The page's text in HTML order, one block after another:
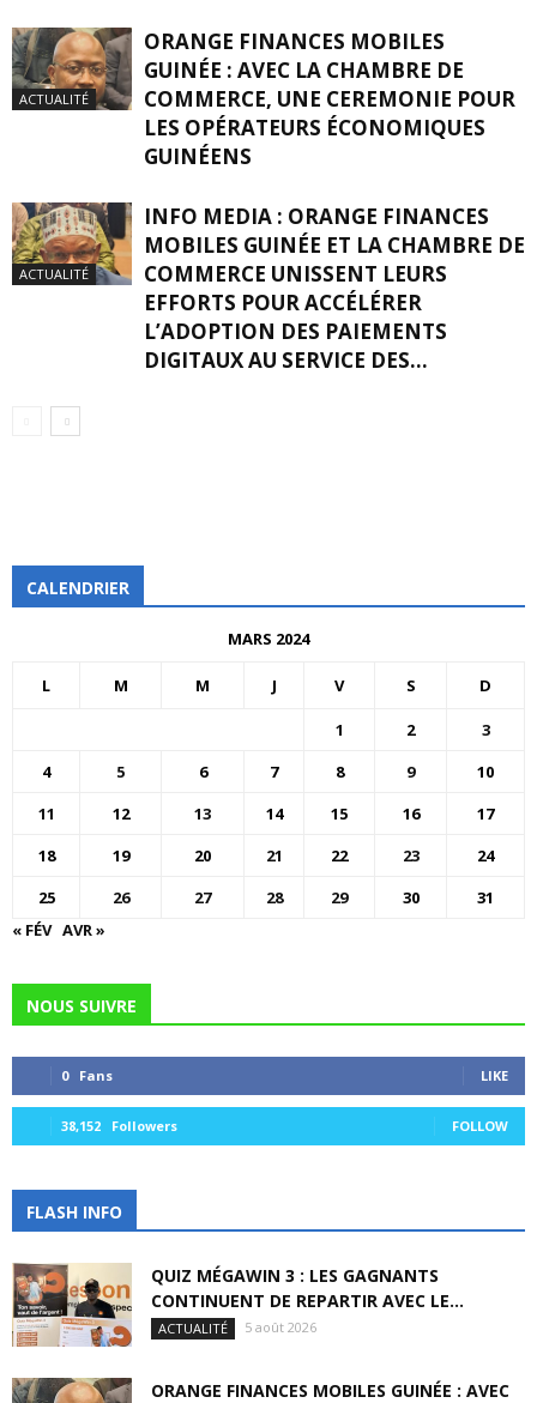
ACTUALITÉ
ORANGE FINANCES MOBILES
GUINÉE : AVEC LA CHAMBRE DE
COMMERCE, UNE CEREMONIE POUR
LES OPÉRATEURS ÉCONOMIQUES
GUINÉENS
ACTUALITÉ
INFO MEDIA : ORANGE FINANCES
MOBILES GUINÉE ET LA CHAMBRE DE
COMMERCE UNISSENT LEURS
EFFORTS POUR ACCÉLÉRER
L’ADOPTION DES PAIEMENTS
DIGITAUX AU SERVICE DES...
CALENDRIER
MARS 2024
L M M J V S D
1 2
3
4
5 6 7 8 9
10
11
12 13 14 15 16
17
18
19 20 21 22 23
24
25
26 27 28 29 30
31
« FÉV AVR »
NOUS SUIVRE
0 Fans LIKE
38,152 Followers FOLLOW
FLASH INFO
QUIZ MÉGAWIN 3 : LES GAGNANTS
CONTINUENT DE REPARTIR AVEC LE...
ACTUALITÉ 5 août 2026
ORANGE FINANCES MOBILES GUINÉE : AVEC